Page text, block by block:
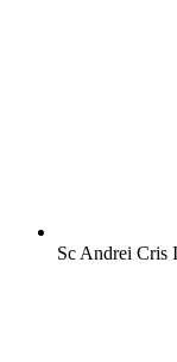
Sc Andrei Cris